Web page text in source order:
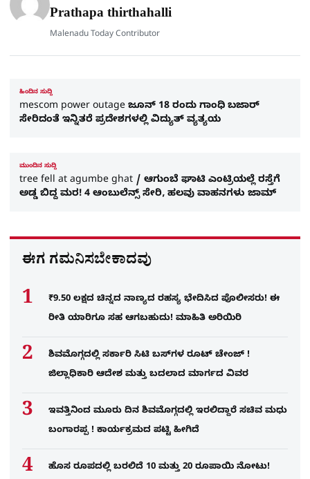
Prathapa thirthahalli
Malenadu Today Contributor
ಹಿಂದಿನ ಸುದ್ದಿ
mescom power outage ಜೂನ್​ 18 ರಂದು ಗಾಂಧಿ ಬಜಾರ್​
ಸೇರಿದಂತೆ ಇನ್ನಿತರೆ ಪ್ರದೇಶಗಳಲ್ಲಿ ವಿದ್ಯುತ್​ ವ್ಯತ್ಯಯ
ಮುಂದಿನ ಸುದ್ದಿ
tree fell at agumbe ghat / ಆಗುಂಬೆ ಘಾಟಿ ಎಂಟ್ರಿಯಲ್ಲೆ ರಸ್ತೆಗೆ
ಅಡ್ಡ ಬಿದ್ದ ಮರ! 4 ಆಂಬುಲೆನ್ಸ್​ ಸೇರಿ, ಹಲವು ವಾಹನಗಳು ಜಾಮ್
ಈಗ ಗಮನಿಸಬೇಕಾದವು
₹9.50 ಲಕ್ಷದ ಚಿನ್ನದ ನಾಣ್ಯದ ರಹಸ್ಯ ಭೇದಿಸಿದ ಪೊಲೀಸರು! ಈ
ರೀತಿ ಯಾರಿಗೂ ಸಹ ಆಗಬಹುದು! ಮಾಹಿತಿ ಅರಿಯಿರಿ
ಶಿವಮೊಗ್ಗದಲ್ಲಿ ಸರ್ಕಾರಿ ಸಿಟಿ ಬಸ್​ಗಳ ರೂಟ್ ಚೇಂಜ್ !
ಜಿಲ್ಲಾಧಿಕಾರಿ ಆದೇಶ ಮತ್ತು ಬದಲಾದ ಮಾರ್ಗದ ವಿವರ
ಇವತ್ತಿನಿಂದ ಮೂರು ದಿನ ಶಿವಮೊಗ್ಗದಲ್ಲಿ ಇರಲಿದ್ದಾರೆ ಸಚಿವ ಮಧು
ಬಂಗಾರಪ್ಪ ! ಕಾರ್ಯಕ್ರಮದ ಪಟ್ಟಿ ಹೀಗಿದೆ
ಹೊಸ ರೂಪದಲ್ಲಿ ಬರಲಿದೆ 10 ಮತ್ತು 20 ರೂಪಾಯಿ ನೋಟು!